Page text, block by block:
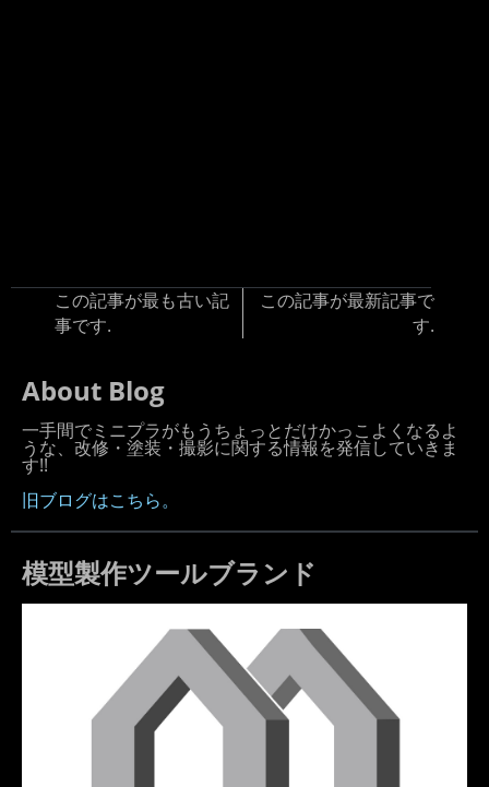
この記事が最も古い記
事です.
この記事が最新記事で
す.
About Blog
一手間でミニプラがもうちょっとだけかっこよくなるよ
うな、改修・塗装・撮影に関する情報を発信していきま
す!!
旧ブログはこちら。
模型製作ツールブランド